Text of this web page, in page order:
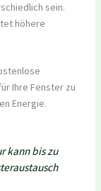
sein.
höhere
Ihre Fenster zu
Energie.
kann bis zu